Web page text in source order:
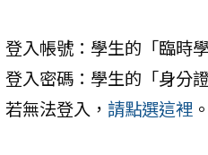
登入帳號：學生的「臨時學
登入密碼：學生的「身分
若無法登入， 請點選這裡 。